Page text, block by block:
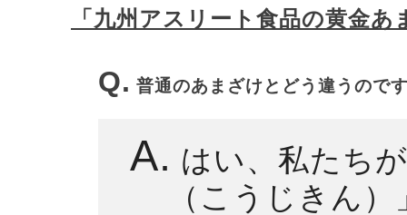
「九州アスリート食品の黄金
Q. 普通のあまざけとどう違うので
A. はい、私たち
（こうじきん